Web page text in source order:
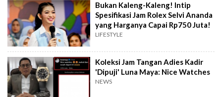
Bukan Kaleng-Kaleng! Intip
Spesifikasi Jam Rolex Selvi Ananda
yang Harganya Capai Rp750 Juta!
LIFESTYLE
Koleksi Jam Tangan Adies Kadir
'Dipuji' Luna Maya: Nice Watches
NEWS